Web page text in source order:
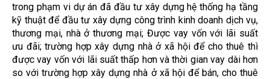
trong phạm vi dự án đã đầu tư xây dựng hệ thống hạ tầng
kỹ thuật để đầu tư xây dựng công trình kinh doanh dịch vụ,
thương mại, nhà ở thương mại; Được vay vốn với lãi suất
ưu đãi; trường hợp xây dựng nhà ở xã hội để cho thuê thì
được vay vốn với lãi suất thấp hơn và thời gian vay dài hơn
so với trường hợp xây dựng nhà ở xã hội để bán, cho thuê